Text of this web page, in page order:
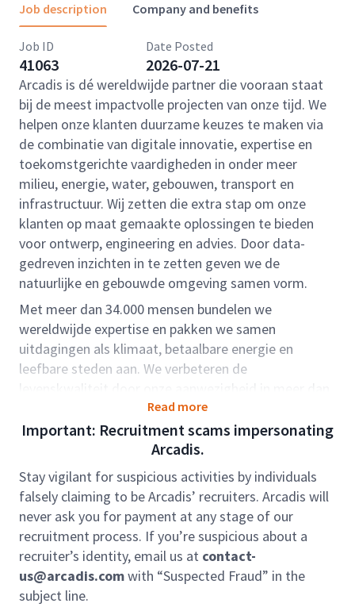
Job description Company and benefits
Job ID
41063
Date Posted
2026-07-21
Arcadis is dé wereldwijde partner die vooraan staat
bij de meest impactvolle projecten van onze tijd. We
helpen onze klanten duurzame keuzes te maken via
de combinatie van digitale innovatie, expertise en
toekomstgerichte vaardigheden in onder meer
milieu, energie, water, gebouwen, transport en
infrastructuur. Wij zetten die extra stap om onze
klanten op maat gemaakte oplossingen te bieden
voor ontwerp, engineering en advies. Door data-
gedreven inzichten in te zetten geven we de
natuurlijke en gebouwde omgeving samen vorm.
Met meer dan 34.000 mensen bundelen we
wereldwijde expertise en pakken we samen
uitdagingen als klimaat, betaalbare energie en
leefbare steden aan. We verbeteren de
levenskwaliteit door onze aanwezigheid in meer dan
Rolbeschrijving:
Als bouwkundig projectleider binnen de
(voedingsmiddelen)industrie speel je een centrale rol
in het realiseren van uitdagende bouwprojecten voor
toonaangevende opdrachtgevers. Je bent
(mede)verantwoordelijk voor het gehele proces: van
het ontwerp tot en met de oplevering. Binnen deze
dynamische sector weet jij de specifieke eisen op het
gebied van hygiëne en veiligheid moeiteloos te
Read more
Important: Recruitment scams impersonating
Arcadis.
Stay vigilant for suspicious activities by individuals
falsely claiming to be Arcadis’ recruiters. Arcadis will
never ask you for payment at any stage of our
recruitment process. If you’re suspicious about a
recruiter’s identity, email us at contact-
us@arcadis.comwith “Suspected Fraud” in the
subject line.